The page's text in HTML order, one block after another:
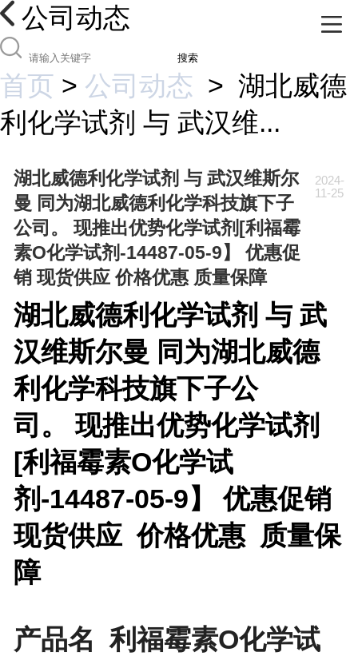
公司动态
搜索
首页 > 公司动态 > 湖北威德
利化学试剂 与 武汉维...
湖北威德利化学试剂 与 武汉维斯尔
曼 同为湖北威德利化学科技旗下子
公司。 现推出优势化学试剂[利福霉
素O化学试剂-14487-05-9】 优惠促
销 现货供应 价格优惠 质量保障
2024-
11-25
湖北威德利化学试剂 与 武
汉维斯尔曼 同为湖北威德
利化学科技旗下子公
司。 现推出优势化学试剂
[利福霉素O化学试
剂-14487-05-9】 优惠促销
现货供应 价格优惠 质量保
障
产品名 利福霉素O化学试